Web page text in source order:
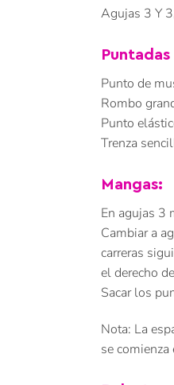
Agujas 3 Y
Punto de
Rombo
Punto
Trenza
Mangas:
En agujas 3
Cambiar a
carreras
el derecho
Sacar los
Nota: La
se